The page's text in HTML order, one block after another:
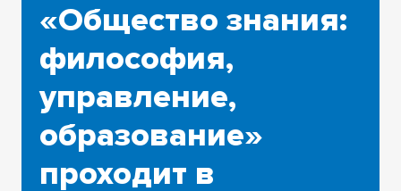
«Общество знания:
философия,
управление,
образование»
проходит в